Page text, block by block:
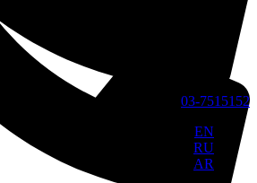
03-7515152
EN
RU
AR